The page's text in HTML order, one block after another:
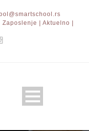
Zaposlenje |
Aktuelno |